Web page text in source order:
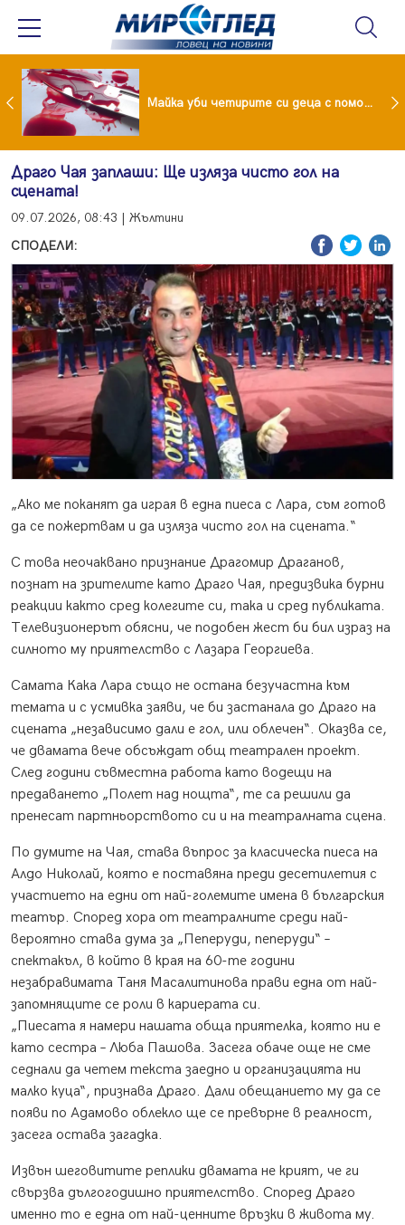
Проф.Кантарджиев: Пазете се от комарите и полово предаваните инфекции Майка уби четирите си деца с помощта на баба им, след което се самоуби
Драго Чая заплаши: Ще изляза чисто гол на
сцената!
09.07.2026, 08:43 | Жълтини
СПОДЕЛИ:
„Ако ме поканят да играя в една пиеса с Лара, съм готов
да се пожертвам и да изляза чисто гол на сцената.“
С това неочаквано признание Драгомир Драганов,
познат на зрителите като Драго Чая, предизвика бурни
реакции както сред колегите си, така и сред публиката.
Телевизионерът обясни, че подобен жест би бил израз на
силното му приятелство с Лазара Георгиева.
Самата Кака Лара също не остана безучастна към
темата и с усмивка заяви, че би застанала до Драго на
сцената „независимо дали е гол, или облечен“. Оказва се,
че двамата вече обсъждат общ театрален проект.
След години съвместна работа като водещи на
предаването „Полет над нощта“, те са решили да
пренесат партньорството си и на театралната сцена.
По думите на Чая, става въпрос за класическа пиеса на
Алдо Николай, която е поставяна преди десетилетия с
участието на едни от най-големите имена в българския
театър. Според хора от театралните среди най-
вероятно става дума за „Пеперуди, пеперуди“ –
спектакъл, в който в края на 60-те години
незабравимата Таня Масалитинова прави една от най-
запомнящите се роли в кариерата си.
„Пиесата я намери нашата обща приятелка, която ни е
като сестра – Люба Пашова. Засега обаче още не сме
седнали да четем текста заедно и организацията ни
малко куца“, признава Драго. Дали обещанието му да се
появи по Адамово облекло ще се превърне в реалност,
засега остава загадка.
Извън шеговитите реплики двамата не крият, че ги
свързва дългогодишно приятелство. Според Драго
именно то е една от най-ценните връзки в живота му.